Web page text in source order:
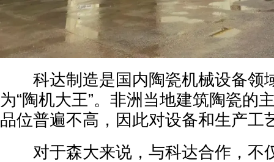
科达制造是国内陶瓷机械设备领
为“陶机大王”。非洲当地建筑陶瓷
品位普遍不高，因此对设备和生产工
对于森大来说，与科达合作，不